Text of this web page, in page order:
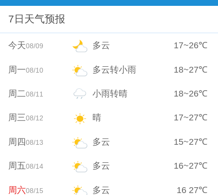
7日天气预报
今天08/09 多云 17~26℃
周一08/10 多云转小雨 18~27℃
周二08/11 小雨转晴 18~26℃
周三08/12 晴 17~27℃
周四08/13 多云 15~27℃
周五08/14 多云 16~27℃
周六08/15 多云 16 27℃